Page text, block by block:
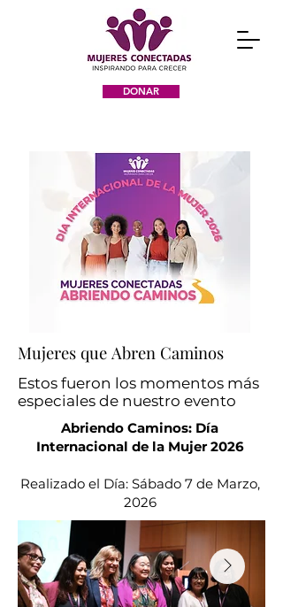
DONAR
Mujeres que Abren Caminos
Mujeres que Abren Caminos
Estos fueron los momentos más
especiales de nuestro evento
Abriendo Caminos: Día
Internacional de la Mujer 2026
Realizado el Día: Sábado 7 de Marzo,
2026​​​